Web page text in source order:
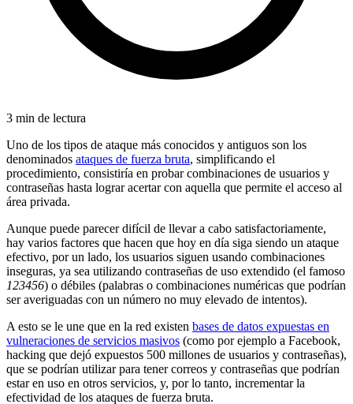
3 min de lectura
Uno de los tipos de ataque más conocidos y antiguos son los
denominados ataques de fuerza bruta, simplificando el
procedimiento, consistiría en probar combinaciones de usuarios y
contraseñas hasta lograr acertar con aquella que permite el acceso al
área privada.
Aunque puede parecer difícil de llevar a cabo satisfactoriamente,
hay varios factores que hacen que hoy en día siga siendo un ataque
efectivo, por un lado, los usuarios siguen usando combinaciones
inseguras, ya sea utilizando contraseñas de uso extendido (el famoso
123456) o débiles (palabras o combinaciones numéricas que podrían
ser averiguadas con un número no muy elevado de intentos).
A esto se le une que en la red existen bases de datos expuestas en
vulneraciones de servicios masivos (como por ejemplo a Facebook,
hacking que dejó expuestos 500 millones de usuarios y contraseñas),
que se podrían utilizar para tener correos y contraseñas que podrían
estar en uso en otros servicios, y, por lo tanto, incrementar la
efectividad de los ataques de fuerza bruta.